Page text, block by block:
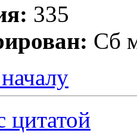
335
Сб
цитатой